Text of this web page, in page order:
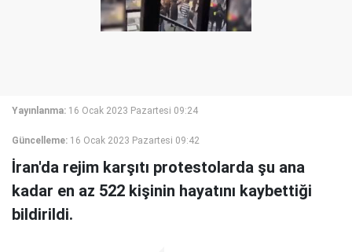
Yayınlanma: 16 Ocak 2023 Pazartesi 09:24
Güncelleme: 16 Ocak 2023 Pazartesi 09:42
İran'da rejim karşıtı protestolarda şu ana
kadar en az 522 kişinin hayatını kaybettiği
bildirildi.